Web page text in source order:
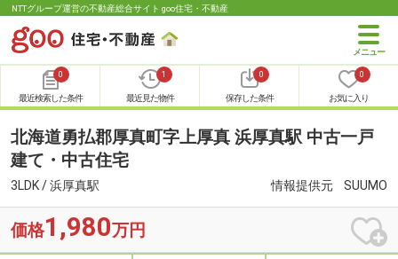
NTTグループ運営の不動産総合サイト goo住宅・不動産
0
最近検索した条件
1
最近見た物件
0
保存した条件
0
お気に入り
北海道勇払郡厚真町字上厚真 浜厚真駅 中古一戸
建て・中古住宅
3LDK / 浜厚真駅 情報提供元 SUUMO
価格1,980万円